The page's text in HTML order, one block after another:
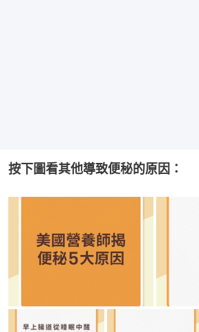
按下圖看其他導致便秘的原因：